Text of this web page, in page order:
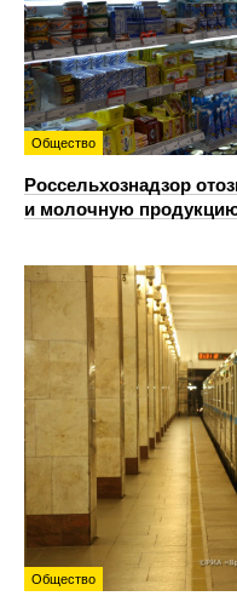
Общество
Россельхознадзор
и молочную
Общество